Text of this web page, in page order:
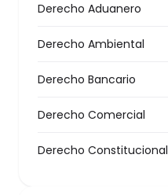
Derecho Aduanero
Derecho Ambiental
Derecho Bancario
Derecho Comercial
Derecho Constitucional